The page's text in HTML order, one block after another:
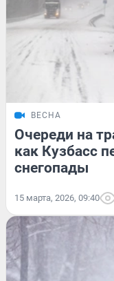
ВЕСНА
Очереди на
как Кузбасс
снегопады
15 марта, 2026, 09:40